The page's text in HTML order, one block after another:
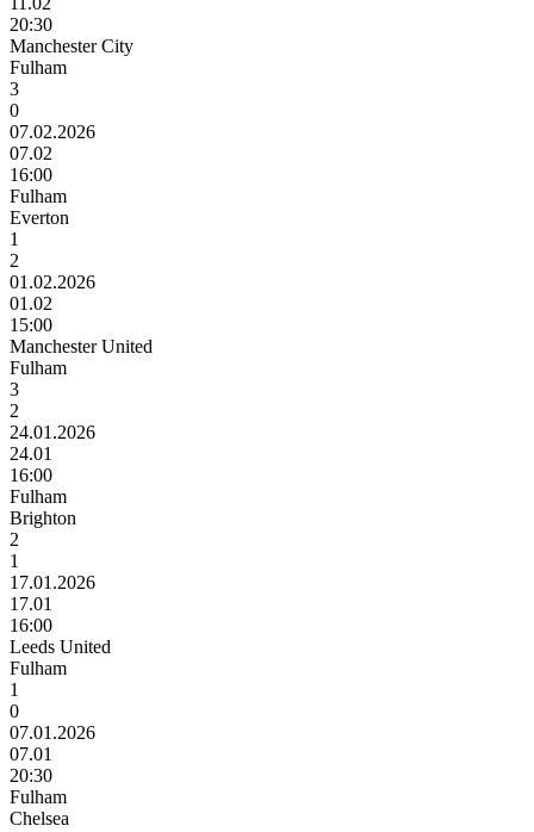
20:30
Manchester City
Fulham
3
0
07.02.2026
07.02
16:00
Fulham
Everton
1
2
01.02.2026
01.02
15:00
Manchester United
Fulham
3
2
24.01.2026
24.01
16:00
Fulham
Brighton
2
1
17.01.2026
17.01
16:00
Leeds United
Fulham
1
0
07.01.2026
07.01
20:30
Fulham
Chelsea